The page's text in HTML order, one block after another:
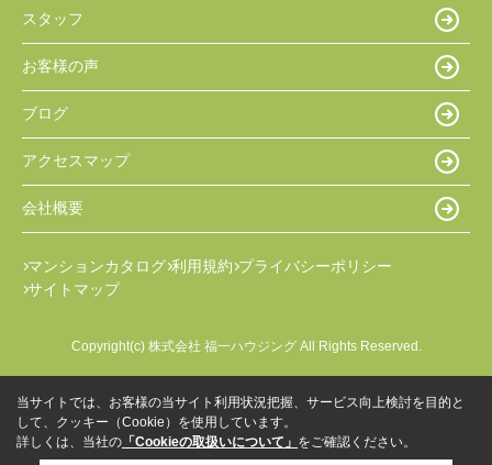
スタッフ
お客様の声
ブログ
アクセスマップ
会社概要
マンションカタログ 利用規約 プライバシーポリシー
サイトマップ
Copyright(c) 株式会社 福一ハウジング All Rights Reserved.
当サイトでは、お客様の当サイト利用状況把握、サービス向上検討を目的と
して、クッキー（Cookie）を使用しています。
詳しくは、当社の 「Cookieの取扱いについて」 をご確認ください。